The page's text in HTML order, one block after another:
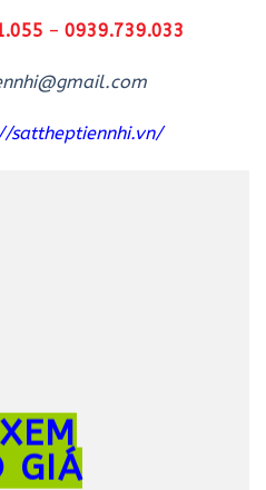
– 0939.739.033
sattheptiennhi.vn/
GIÁ